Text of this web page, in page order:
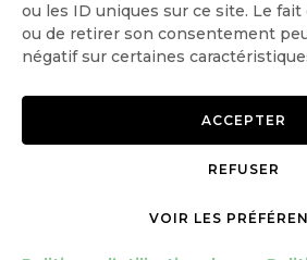
ou les ID uniques sur ce site. Le
ou de retirer son consentement
négatif sur certaines
ACCEPTER
REFUSER
VOIR LES
OK